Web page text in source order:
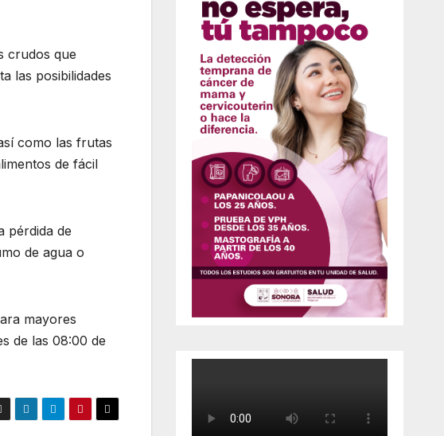
crudos que
las posibilidades
como las frutas
de fácil
pérdida de
de agua o
mayores
de las 08:00 de